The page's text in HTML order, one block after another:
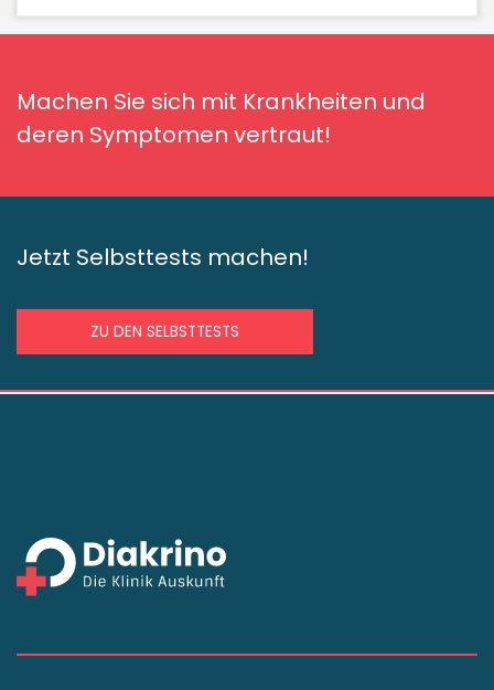
Machen Sie sich mit Krankheiten und
deren Symptomen vertraut!
Jetzt Selbsttests machen!
ZU DEN SELBSTTESTS